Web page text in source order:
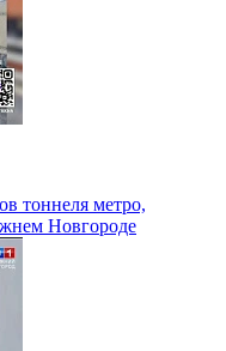
тоннеля метро,
Новгороде